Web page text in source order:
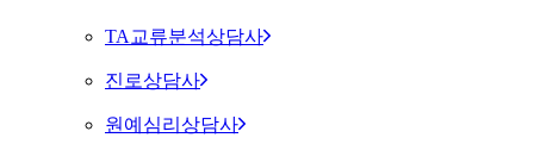
TA교류분석상담사
진로상담사
원예심리상담사